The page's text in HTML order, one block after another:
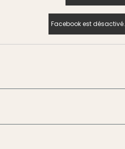
Facebook est désactivé.